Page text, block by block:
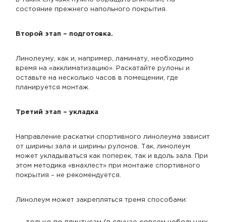
состояние прежнего напольного покрытия.
Второй этап – подготовка.
Линолеуму, как и, например, ламинату, необходимо
время на «акклиматизацию». Раскатайте рулоны и
оставьте на несколько часов в помещении, где
планируется монтаж.
Третий этап – укладка
Направление раскатки спортивного линолеума зависит
от ширины зала и ширины рулонов. Так, линолеум
может укладываться как поперек, так и вдоль зала. При
этом методика «внахлест» при монтаже спортивного
покрытия – не рекомендуется.
Линолеум может закрепляться тремя способами: